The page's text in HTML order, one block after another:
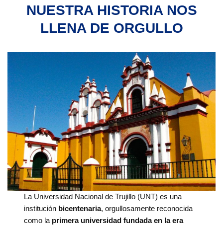
NUESTRA HISTORIA NOS
LLENA DE ORGULLO
La Universidad Nacional de Trujillo (UNT) es una
institución bicentenaria, orgullosamente reconocida
como la primera universidad fundada en la era